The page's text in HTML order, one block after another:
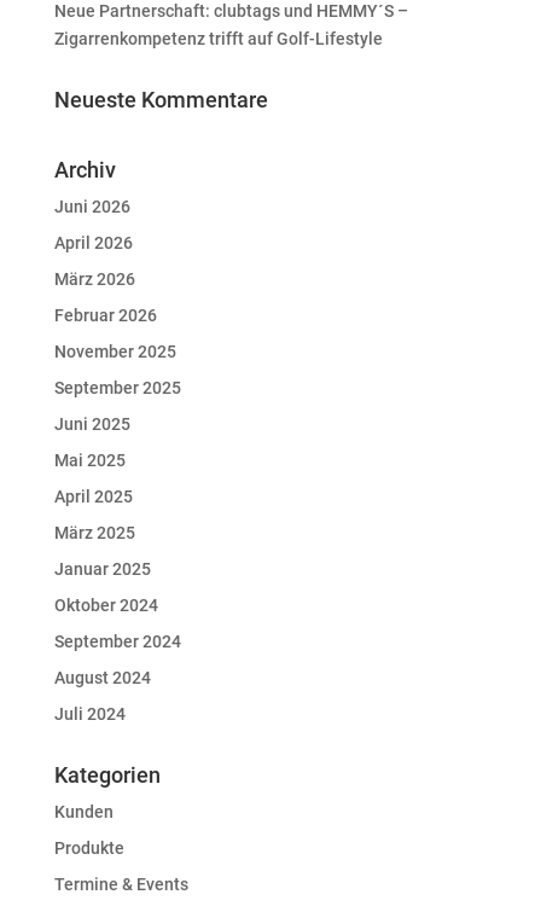
Neue Partnerschaft: clubtags und HEMMY´S –
Zigarrenkompetenz trifft auf Golf-Lifestyle
Neueste Kommentare
Archiv
Juni 2026
April 2026
März 2026
Februar 2026
November 2025
September 2025
Juni 2025
Mai 2025
April 2025
März 2025
Januar 2025
Oktober 2024
September 2024
August 2024
Juli 2024
Kategorien
Kunden
Produkte
Termine & Events